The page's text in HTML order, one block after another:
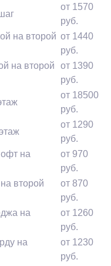
от 1570
руб.
на второй от 1440
руб.
на второй
от 1390
руб.
от 18500
руб.
от 1290
руб.
на
от 970
руб.
второй
от 870
руб.
на
от 1260
руб.
на
от 1230
руб.